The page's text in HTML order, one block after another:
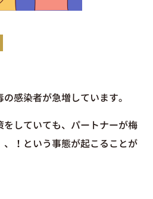
感染者が急増しています。
をしていても、パートナーが梅
！という事態が起こることが